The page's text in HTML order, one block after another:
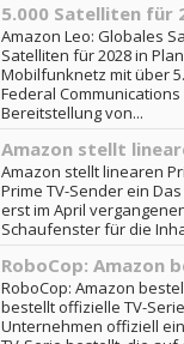
5.000 Satelliten für
Amazon Leo: Globales
Satelliten für 2028 in
Mobilfunknetz mit über
Federal
Bereitstellung von...
Amazon stellt
Amazon stellt linearen
Prime TV-Sender ein
erst im April
Schaufenster für die
RoboCop: Amazon
RoboCop: Amazon
bestellt offizielle TV-
Unternehmen offiziell